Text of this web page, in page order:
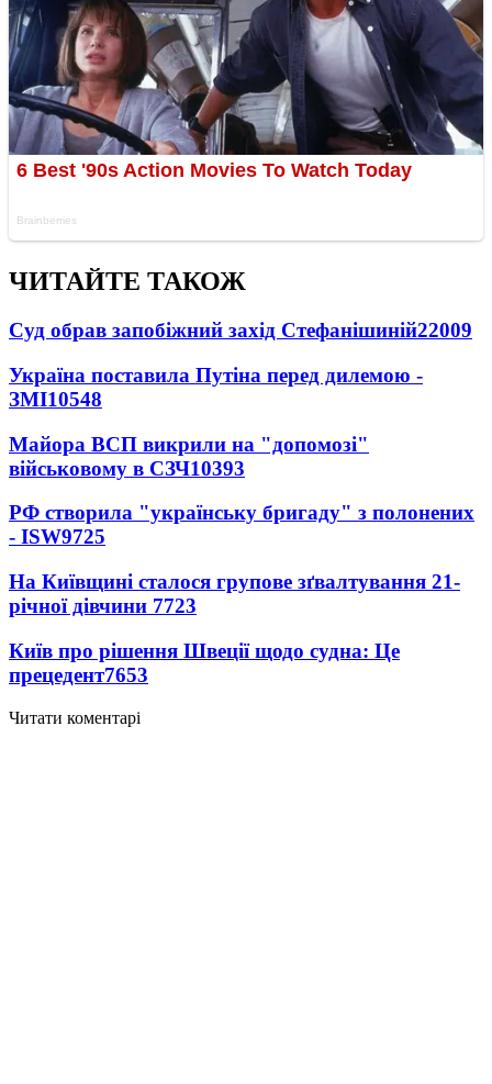
ЧИТАЙТЕ ТАКОЖ
Суд обрав запобіжний захід Стефанішиній22009
Україна поставила Путіна перед дилемою -
ЗМІ10548
Майора ВСП викрили на "допомозі"
військовому в СЗЧ10393
РФ створила "українську бригаду" з полонених
- ISW9725
На Київщині сталося групове зґвалтування 21-
річної дівчини 7723
Київ про рішення Швеції щодо судна: Це
прецедент7653
Читати коментарі